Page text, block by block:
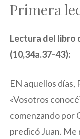
Primera
Lectura del libro
(10,34a.37-43):
EN aquellos días,
«Vosotros
comenzando por
predicó Juan. Me